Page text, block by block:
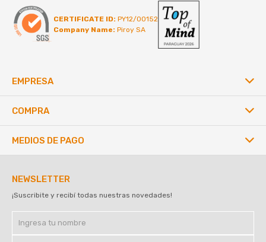
CERTIFICATE ID: PY12/00152
Company Name: Piroy SA
EMPRESA
COMPRA
NEWSLETTER
¡Suscribite y recibí todas nuestras novedades!
MEDIOS DE PAGO